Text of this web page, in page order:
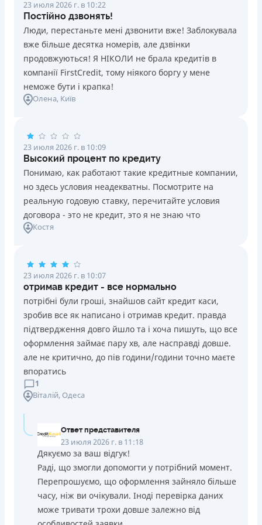
23 июля 2026 г. в 10:22
Постійно дзвонять!
Люди, перестаньте мені дзвонити вже! Заблокувала
вже більше десятка номерів, але дзвінки
продовжуються! Я НІКОЛИ не брала кредитів в
компанії FirstCredit, тому ніякого боргу у мене
неможе бути і крапка!
Олена, Київ
23 июля 2026 г. в 10:09
Высокий процент по кредиту
Понимаю, как работают такие кредитные компании,
но здесь условия неадекватны. Посмотрите на
реальную годовую ставку, перечитайте условия
договора - это не кредит, это я не знаю что
Костя
23 июля 2026 г. в 10:07
отримав кредит - все нормально
потрібні були гроші, знайшов сайт кредит каси,
зробив все як написано і отримав кредит. правда
підтвердження довго йшло та і хоча пишуть, що все
оформлення займає пару хв, але насправді довше.
але не критично, до пів години/години точно маєте
впоратись
1
Віталій, Одеса
Ответ представителя
23 июля 2026 г. в 11:18
Дякуємо за ваш відгук!
Раді, що змогли допомогти у потрібний момент.
Перепрошуємо, що оформлення зайняло більше
часу, ніж ви очікували. Іноді перевірка даних
може тривати трохи довше залежно від